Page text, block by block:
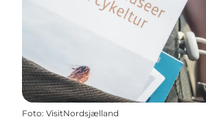
Foto: VisitNordsjælland